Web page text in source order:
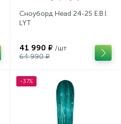
Сноуборд Head 24-25 E.B.I.
LYT
41 990 ₽ /шт
64 990 ₽
-37%